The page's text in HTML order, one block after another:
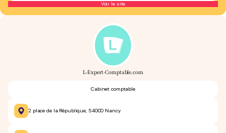
Voir le site
L-Expert-Comptable.com
Cabinet comptable
2 place de la République, 54000 Nancy